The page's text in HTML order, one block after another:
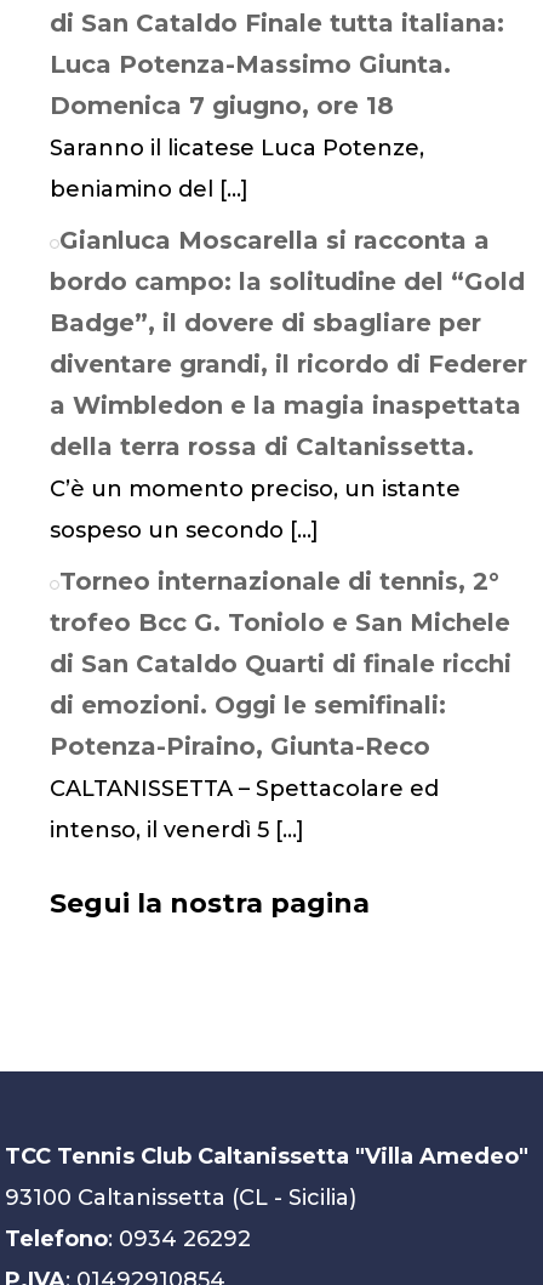
di San Cataldo Finale tutta italiana:
Luca Potenza-Massimo Giunta.
Domenica 7 giugno, ore 18
Saranno il licatese Luca Potenze,
beniamino del
[…]
Gianluca Moscarella si racconta a
bordo campo: la solitudine del “Gold
Badge”, il dovere di sbagliare per
diventare grandi, il ricordo di Federer
a Wimbledon e la magia inaspettata
della terra rossa di Caltanissetta.
C’è un momento preciso, un istante
sospeso un secondo […]
Torneo internazionale di tennis, 2°
trofeo Bcc G. Toniolo e San Michele
di San Cataldo Quarti di finale ricchi
di emozioni. Oggi le semifinali:
Potenza-Piraino, Giunta-Reco
CALTANISSETTA – Spettacolare ed
intenso, il venerdì 5 […]
Segui la nostra pagina
TCC Tennis Club Caltanissetta "Villa Amedeo"
93100 Caltanissetta (CL - Sicilia)
Telefono: 0934 26292